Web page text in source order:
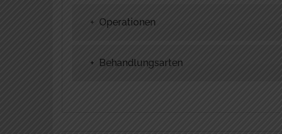
+ Operationen
+ Behandlungsarten